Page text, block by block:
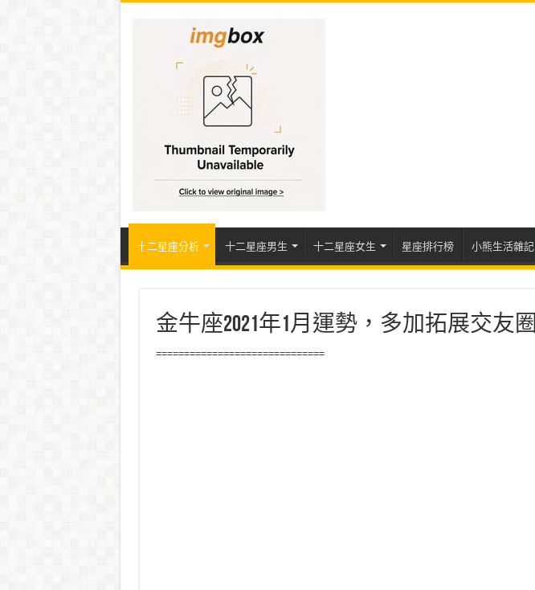
十二星座分析 十二星座男生 十二星座女生 星座排行榜 小熊生活雜記
金牛座2021年1月運勢，多加拓展交友圈
==============================